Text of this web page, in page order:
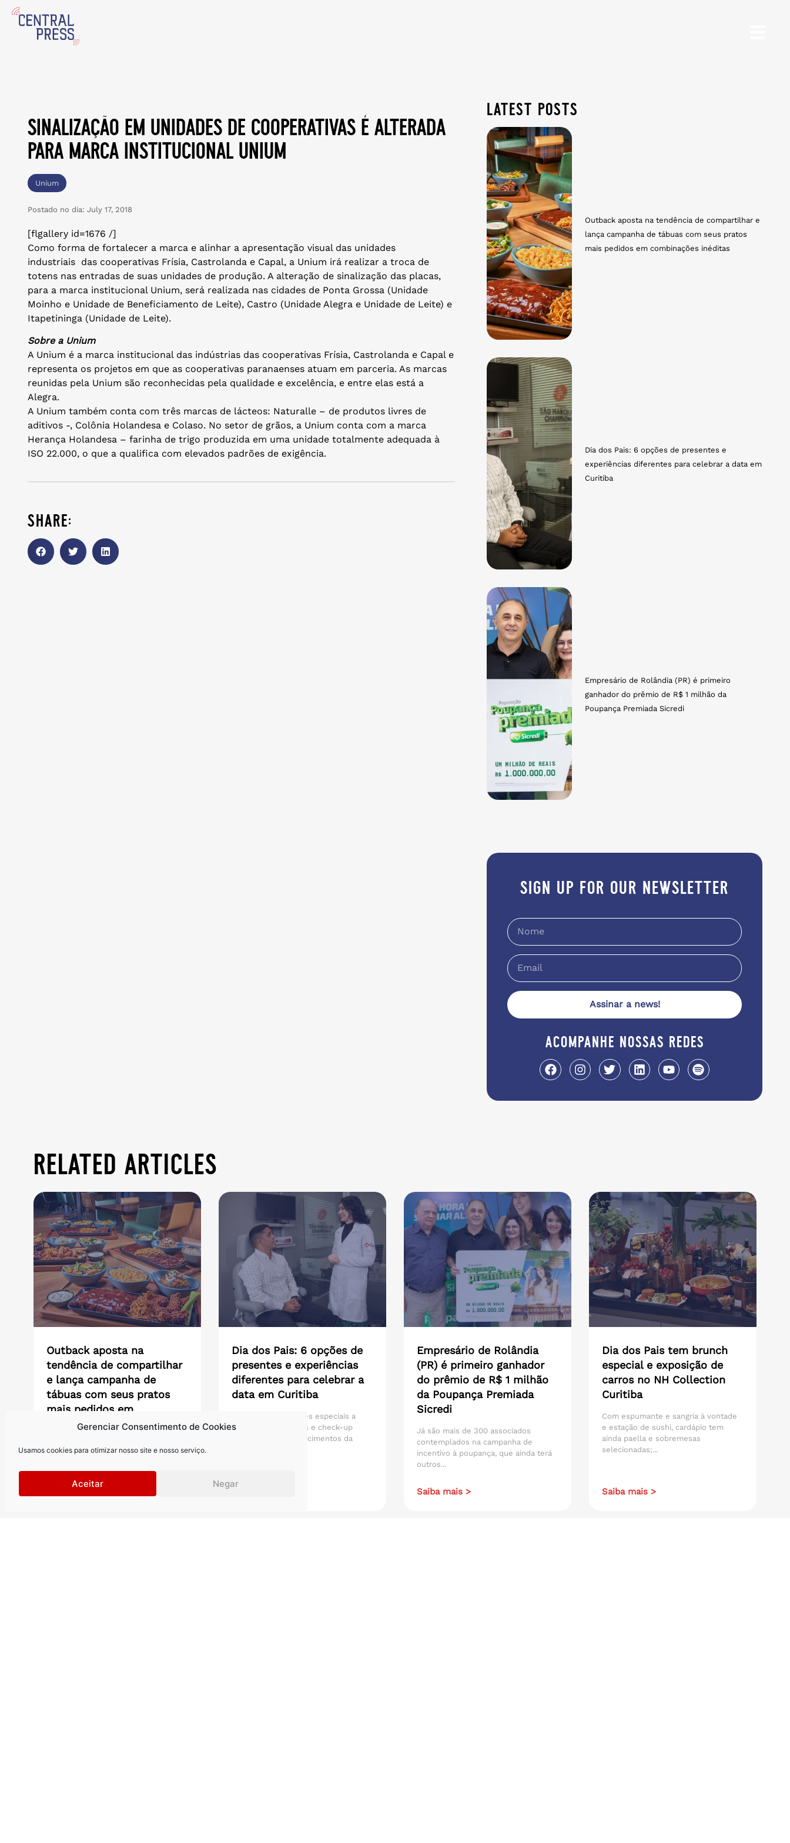
Gerenciar Consentimento de Cookies
Usamos cookies para otimizar nosso site e nosso serviço.
Aceitar Negar
sinalização em unidades de cooperativas é alterada
para marca institucional unium
Unium
Postado no dia: July 17, 2018
[flgallery id=1676 /]
Como forma de fortalecer a marca e alinhar a apresentação visual das unidades
industriais das cooperativas Frísia, Castrolanda e Capal, a Unium irá realizar a troca de
totens nas entradas de suas unidades de produção. A alteração de sinalização das placas,
para a marca institucional Unium, será realizada nas cidades de Ponta Grossa (Unidade
Moinho e Unidade de Beneficiamento de Leite), Castro (Unidade Alegra e Unidade de Leite) e
Itapetininga (Unidade de Leite).
Sobre a Unium
A Unium é a marca institucional das indústrias das cooperativas Frísia, Castrolanda e Capal e
representa os projetos em que as cooperativas paranaenses atuam em parceria. As marcas
reunidas pela Unium são reconhecidas pela qualidade e excelência, e entre elas está a
Alegra.
A Unium também conta com três marcas de lácteos: Naturalle – de produtos livres de
aditivos -, Colônia Holandesa e Colaso. No setor de grãos, a Unium conta com a marca
Herança Holandesa – farinha de trigo produzida em uma unidade totalmente adequada à
ISO 22.000, o que a qualifica com elevados padrões de exigência.
share:
latest posts
Outback aposta na tendência de compartilhar e
lança campanha de tábuas com seus pratos
mais pedidos em combinações inéditas
Dia dos Pais: 6 opções de presentes e
experiências diferentes para celebrar a data em
Curitiba
Empresário de Rolândia (PR) é primeiro
ganhador do prêmio de R$ 1 milhão da
Poupança Premiada Sicredi
sign up for our newsletter
Assinar a news!
acompanhe nossas redes
related articles
Outback aposta na
tendência de compartilhar
e lança campanha de
tábuas com seus pratos
mais pedidos em
combinações inéditas
Iniciativa amplia a estratégia da marca
de transformar a mesa em um espaço
Dia dos Pais: 6 opções de
presentes e experiências
diferentes para celebrar a
data em Curitiba
De brunchs e jantares especiais a
produtos licenciados e check-up
preventivo, estabelecimentos da
Empresário de Rolândia
(PR) é primeiro ganhador
do prêmio de R$ 1 milhão
da Poupança Premiada
Sicredi
Já são mais de 300 associados
contemplados na campanha de
incentivo à poupança, que ainda terá
outros...
Saiba mais >
Dia dos Pais tem brunch
especial e exposição de
carros no NH Collection
Curitiba
Com espumante e sangria à vontade
e estação de sushi, cardápio tem
ainda paella e sobremesas
selecionadas;...
Saiba mais >